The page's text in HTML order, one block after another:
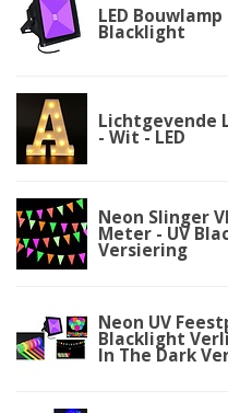
LED
Blacklight
Lichtgevende
- Wit - LED
Neon Slinger
Meter - UV
Versiering
Neon UV
Blacklight
In The Dark